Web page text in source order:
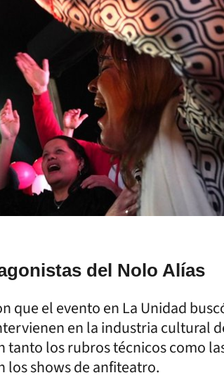
del Nolo Alías
que el evento en La Unidad
en la industria cultural
los rubros técnicos como
los shows de anfiteatro.